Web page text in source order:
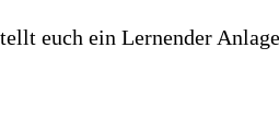
euch ein Lernender